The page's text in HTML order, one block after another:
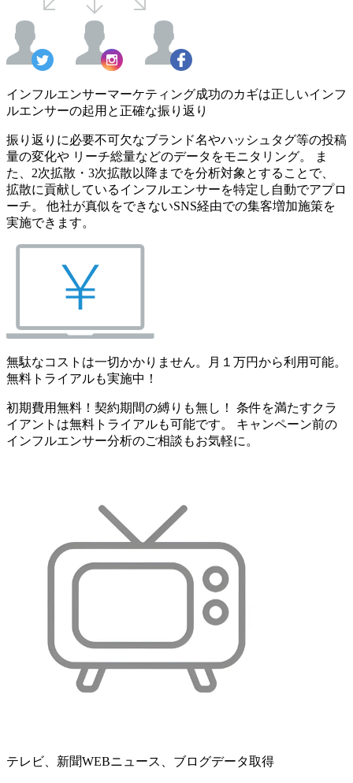
インフルエンサーマーケティング成功のカギは正しいインフ
ルエンサーの起用と正確な振り返り
振り返りに必要不可欠なブランド名やハッシュタグ等の投稿
量の変化や リーチ総量などのデータをモニタリング。 ま
た、2次拡散・3次拡散以降までを分析対象とすることで、
拡散に貢献しているインフルエンサーを特定し自動でアプロ
ーチ。 他社が真似をできないSNS経由での集客増加施策を
実施できます。
無駄なコストは一切かかりません。月１万円から利用可能。
無料トライアルも実施中！
初期費用無料！契約期間の縛りも無し！ 条件を満たすクラ
イアントは無料トライアルも可能です。 キャンペーン前の
インフルエンサー分析のご相談もお気軽に。
テレビ、新聞WEBニュース、ブログデータ取得